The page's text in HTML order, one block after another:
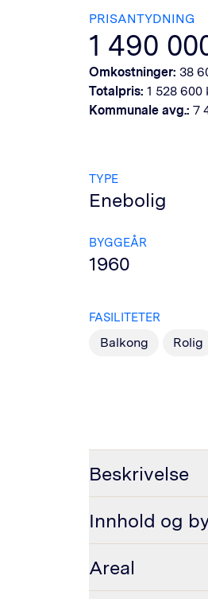
PRISANTYDNING
1 490
Omkostninger: 38
Totalpris: 1 528 600
Kommunale avg.: 7
TYPE
Enebolig
BYGGEÅR
1960
FASILITETER
Balkong Rolig
Beskrivelse
Innhold og
Areal